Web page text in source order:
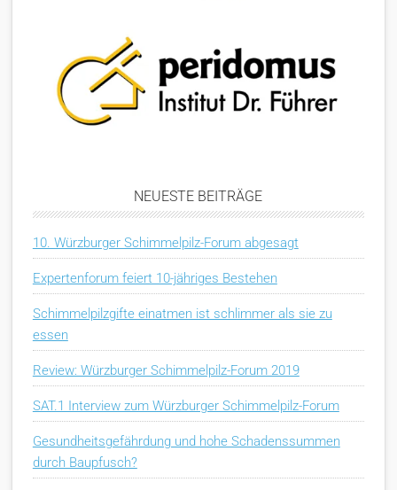
NEUESTE BEITRÄGE
10. Würzburger Schimmelpilz-Forum abgesagt
Expertenforum feiert 10-jähriges Bestehen
Schimmelpilzgifte einatmen ist schlimmer als sie zu
essen
Review: Würzburger Schimmelpilz-Forum 2019
SAT.1 Interview zum Würzburger Schimmelpilz-Forum
Gesundheitsgefährdung und hohe Schadenssummen
durch Baupfusch?